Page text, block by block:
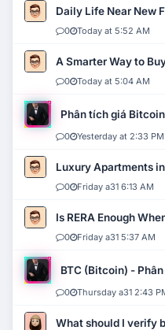
Daily Life Near New
0 Today at 5:52 AM
A Smarter Way to
0 Today at 5:04 AM
Phân tích giá
0 Yesterday at 2:33 PM
Luxury Apartments
0 Friday a31 6:13 AM
Is RERA Enough
0 Friday a31 5:37 AM
BTC (Bitcoin) -
0 Thursday a31 2:43
What should I verify